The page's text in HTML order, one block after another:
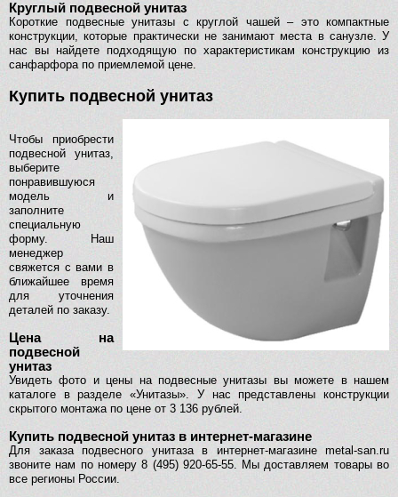
Круглый подвесной унитаз
Короткие подвесные унитазы с круглой чашей – это компактные
конструкции, которые практически не занимают места в санузле. У
нас вы найдете подходящую по характеристикам конструкцию из
санфарфора по приемлемой цене.
Купить подвесной унитаз
Чтобы приобрести
подвесной унитаз,
выберите
понравившуюся
модель и
заполните
специальную
форму. Наш
менеджер
свяжется с вами в
ближайшее время
для уточнения
деталей по заказу.
Цена на
подвесной
унитаз
Увидеть фото и цены на подвесные унитазы вы можете в нашем
каталоге в разделе «Унитазы». У нас представлены конструкции
скрытого монтажа по цене от 3 136 рублей.
Купить подвесной унитаз в интернет-магазине
Для заказа подвесного унитаза в интернет-магазине metal-san.ru
звоните нам по номеру 8 (495) 920-65-55. Мы доставляем товары во
все регионы России.